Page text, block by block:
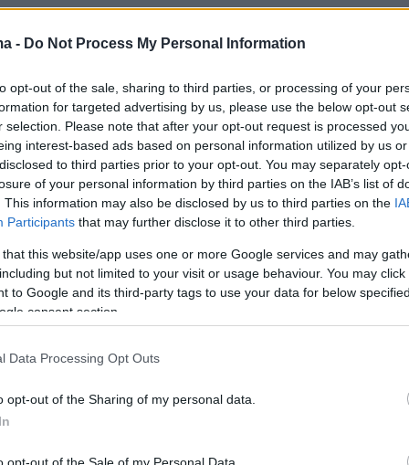
- Do Not Process My Personal Information
opt-out of the sale, sharing to third parties, or processing of your
for targeted advertising by us, please use the below opt-out
selection. Please note that after your opt-out request is processed
interest-based ads based on personal information utilized by us
to third parties prior to your opt-out. You may separately
of your personal information by third parties on the IAB’s list of
This information may also be disclosed by us to third parties on the
Participants that may further disclose it to other third parties.
that this website/app uses one or more Google services and may
but not limited to your visit or usage behaviour. You may
to Google and its third-party tags to use your data for below
consent section.
Data Processing Opt Outs
opt-out of the Sharing of my personal data.
opt-out of the Sale of my Personal Data.
πως «σήμερα, το Κόμμα της Αμερικής
για να σας δώσει πίσω την ελευθερία σας»
για τη χρεοκοπία της χώρας μας με
δωροδοκίες, ζούμε σε μονοκομματικό
, πρόσθεσε.
του
2 to 1, you want a new political party and you
to bankrupting our country with waste & graft,
t.co/9K8AD04QQN
(@elonmusk)July 5, 2025